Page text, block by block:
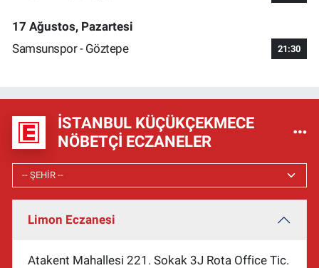
17 Ağustos, Pazartesi
Samsunspor - Göztepe
21:30
İSTANBUL KÜÇÜKÇEKMECE
NÖBETÇI ECZANELER
Limon Eczanesi
Atakent Mahallesi 221. Sokak 3J Rota Office Tic.